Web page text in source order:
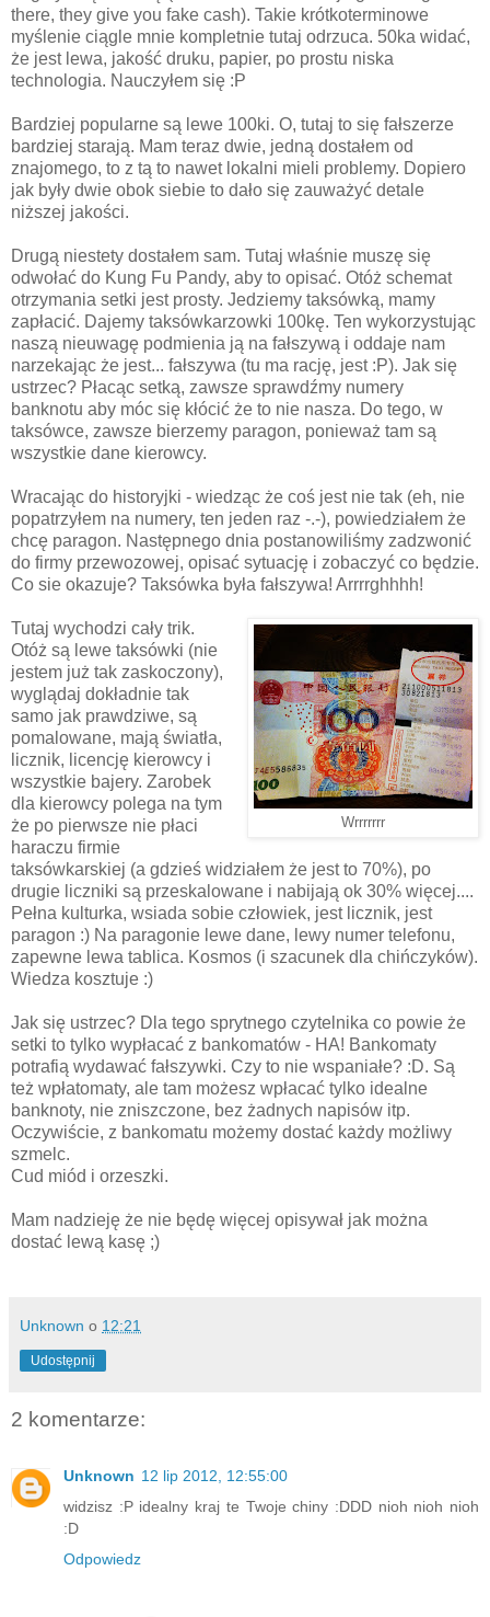
there, they give you fake cash). Takie krótkoterminowe
myślenie ciągle mnie kompletnie tutaj odrzuca. 50ka widać,
że jest lewa, jakość druku, papier, po prostu niska
technologia. Nauczyłem się :P
Bardziej popularne są lewe 100ki. O, tutaj to się fałszerze
bardziej starają. Mam teraz dwie, jedną dostałem od
znajomego, to z tą to nawet lokalni mieli problemy. Dopiero
jak były dwie obok siebie to dało się zauważyć detale
niższej jakości.
Drugą niestety dostałem sam. Tutaj właśnie muszę się
odwołać do Kung Fu Pandy, aby to opisać. Otóż schemat
otrzymania setki jest prosty. Jedziemy taksówką, mamy
zapłacić. Dajemy taksówkarzowki 100kę. Ten wykorzystując
naszą nieuwagę podmienia ją na fałszywą i oddaje nam
narzekając że jest... fałszywa (tu ma rację, jest :P). Jak się
ustrzec? Płacąc setką, zawsze sprawdźmy numery
banknotu aby móc się kłócić że to nie nasza. Do tego, w
taksówce, zawsze bierzemy paragon, ponieważ tam są
wszystkie dane kierowcy.
Wracając do historyjki - wiedząc że coś jest nie tak (eh, nie
popatrzyłem na numery, ten jeden raz -.-), powiedziałem że
chcę paragon. Następnego dnia postanowiliśmy zadzwonić
do firmy przewozowej, opisać sytuację i zobaczyć co będzie.
Co sie okazuje? Taksówka była fałszywa! Arrrrghhhh!
Wrrrrrrr
Tutaj wychodzi cały trik.
Otóż są lewe taksówki (nie
jestem już tak zaskoczony),
wyglądaj dokładnie tak
samo jak prawdziwe, są
pomalowane, mają światła,
licznik, licencję kierowcy i
wszystkie bajery. Zarobek
dla kierowcy polega na tym
że po pierwsze nie płaci
haraczu firmie
taksówkarskiej (a gdzieś widziałem że jest to 70%), po
drugie liczniki są przeskalowane i nabijają ok 30% więcej....
Pełna kulturka, wsiada sobie człowiek, jest licznik, jest
paragon :) Na paragonie lewe dane, lewy numer telefonu,
zapewne lewa tablica. Kosmos (i szacunek dla chińczyków).
Wiedza kosztuje :)
Jak się ustrzec? Dla tego sprytnego czytelnika co powie że
setki to tylko wypłacać z bankomatów - HA! Bankomaty
potrafią wydawać fałszywki. Czy to nie wspaniałe? :D. Są
też wpłatomaty, ale tam możesz wpłacać tylko idealne
banknoty, nie zniszczone, bez żadnych napisów itp.
Oczywiście, z bankomatu możemy dostać każdy możliwy
szmelc.
Cud miód i orzeszki.
Mam nadzieję że nie będę więcej opisywał jak można
dostać lewą kasę ;)
Unknown o 12:21
Udostępnij
2 komentarze:
Unknown 12 lip 2012, 12:55:00
widzisz :P idealny kraj te Twoje chiny :DDD nioh nioh nioh
:D
Odpowiedz